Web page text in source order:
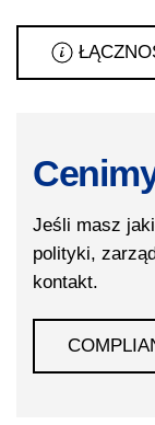
Jeśli masz
polityki,
kontakt.